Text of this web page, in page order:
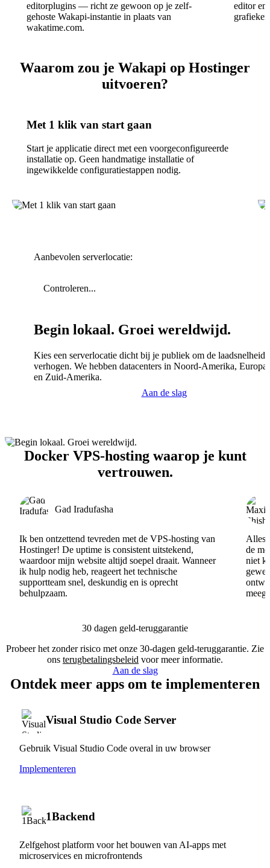
editorplugins — richt ze gewoon op je zelf-
gehoste Wakapi-instantie in plaats van
wakatime.com.
editor en
Waarom zou je Wakapi op Hostinger
uitvoeren?
Met 1 klik van start gaan
Start je applicatie direct met een voorgeconfigureerde
installatie op. Geen handmatige installatie of
ingewikkelde configuratiestappen nodig.
Aanbevolen serverlocatie:
Controleren...
Begin lokaal. Groei wereldwijd.
Kies een serverlocatie dicht bij je publiek om de laadsnelheid
verhogen. We hebben datacenters in Noord-Amerika,
en Zuid-Amerika.
Aan de slag
Docker VPS-hosting waarop je kunt
vertrouwen.
Gad Iradufasha
Ik ben ontzettend tevreden met de VPS-hosting van
Hostinger! De uptime is consistent uitstekend,
waardoor mijn website altijd soepel draait. Wanneer
ik hulp nodig heb, reageert het technische
supportteam snel, deskundig en is oprecht
behulpzaam.
Alles
de
niet
30 dagen geld-teruggarantie
Probeer het zonder risico met onze 30-dagen geld-teruggarantie. Zie
ons terugbetalingsbeleid voor meer informatie.
Aan de slag
Ontdek meer apps om te implementeren
Visual Studio Code Server
Gebruik Visual Studio Code overal in uw browser
Implementeren
1Backend
Zelfgehost platform voor het bouwen van AI-apps met
microservices en microfrontends